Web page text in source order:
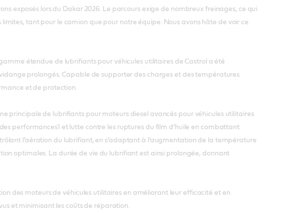
exposés lors du Dakar 2026. Le parcours exige de nombreux freinages, ce qui
tant pour le camion que pour notre équipe. Nous avons hâte de voir ce
étendue de lubrifiants pour véhicules utilitaires de Castrol a été
prolongés. Capable de supporter des charges et des températures
et de protection.
principale de lubrifiants pour moteurs diesel avancés pour véhicules utilitaires
performances1 et lutte contre les ruptures du film d’huile en combattant
l’aération du lubrifiant, en s’adaptant à l’augmentation de la température
optimales. La durée de vie du lubrifiant est ainsi prolongée, donnant
des moteurs de véhicules utilitaires en améliorant leur efficacité et en
et minimisant les coûts de réparation.